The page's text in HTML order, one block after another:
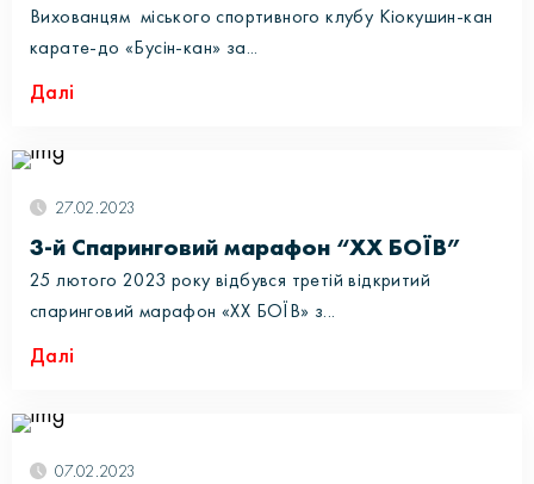
Вихованцям міського спортивного клубу Кіокушин-кан
карате-до «Бусін-кан» за...
Далі
27.02.2023
3-й Спаринговий марафон “ХХ БОЇВ”
25 лютого 2023 року відбувся третій відкритий
спаринговий марафон «XX БОЇВ» з...
Далі
07.02.2023